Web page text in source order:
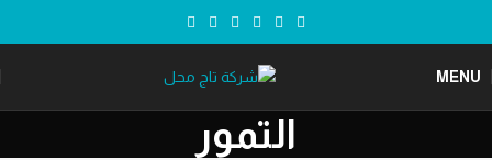
MENU
التمور